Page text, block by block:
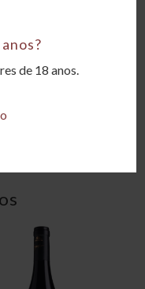
de 18 anos.